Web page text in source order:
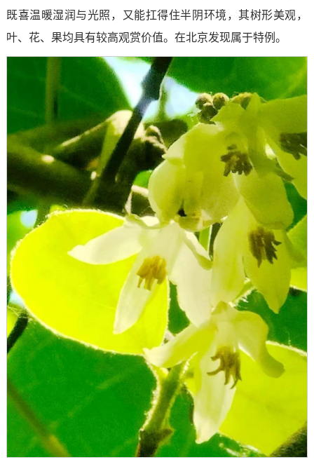
既喜温暖湿润与光照，又能扛得住半阴环境，其树形美观，
叶、花、果均具有较高观赏价值。在北京发现属于特例。